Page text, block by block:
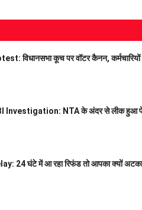
विधानसभा कूच पर वॉटर कैनन, कर्मचारियों
Investigation: NTA के अंदर से लीक हुआ
24 घंटे में आ रहा रिफंड तो आपका क्यों